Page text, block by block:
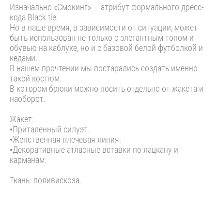
Изначально «Смокинг» — атрибут формального дресс-
кода Black tie.
Но в наше время, в зависимости от ситуации, может
быть использован не только с элегантным топом и
обувью на каблуке, но и с базовой белой футболкой и
кедами.
В нашем прочтении мы постарались создать именно
такой костюм.
В котором брюки можно носить отдельно от жакета и
наоборот.
Жакет:
•Приталенный силуэт.
•Женственная плечевая линия.
•Декоративные атласные вставки по лацкану и
карманам.
Ткань: поливискоза.